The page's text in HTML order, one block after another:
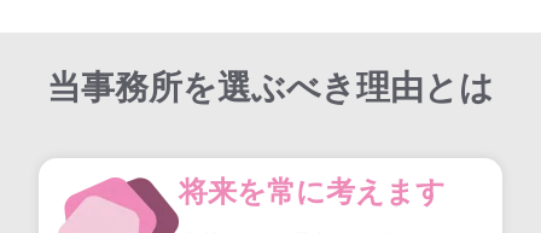
当事務所を選ぶべき理由とは
将来を常に考えます